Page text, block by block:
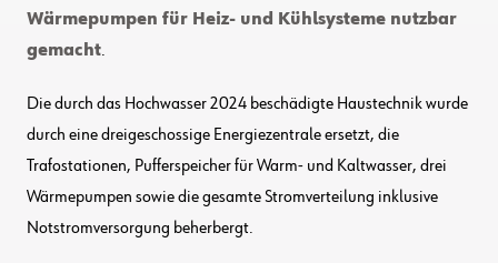
Wärmepumpen für Heiz- und Kühlsysteme nutzbar
gemacht.
Die durch das Hochwasser 2024 beschädigte Haustechnik wurde
durch eine dreigeschossige Energiezentrale ersetzt, die
Trafostationen, Pufferspeicher für Warm- und Kaltwasser, drei
Wärmepumpen sowie die gesamte Stromverteilung inklusive
Notstromversorgung beherbergt.